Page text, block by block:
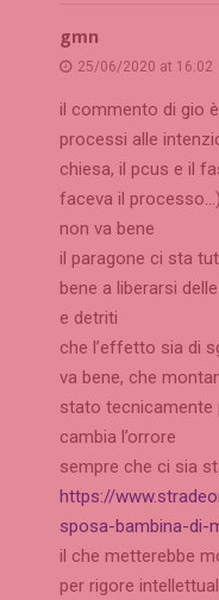
gmn
25/06/2020 at 16:02
il commento di gio
processi alle
chiesa, il pcus e il
faceva il processo…)
non va bene
il paragone ci sta
bene a liberarsi
e detriti
che l’effetto sia di
va bene, che
stato tecnicamente
cambia l’orrore
sempre che ci sia
https://
sposa-bambina-di-
il che metterebbe
per rigore